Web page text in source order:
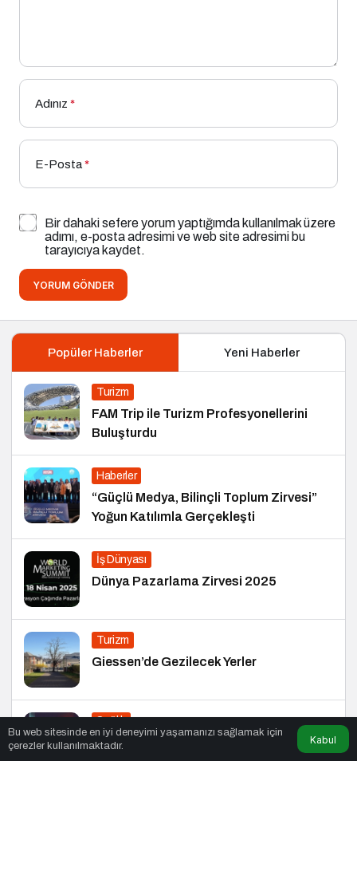
Adınız *
E-Posta*
Bir dahaki sefere yorum yaptığımda kullanılmak üzere
adımı, e-posta adresimi ve web site adresimi bu
tarayıcıya kaydet.
YORUM GÖNDER
Popüler Haberler Yeni Haberler
Turizm
FAM Trip ile Turizm Profesyonellerini
Buluşturdu
Haberler
“Güçlü Medya, Bilinçli Toplum Zirvesi”
Yoğun Katılımla Gerçekleşti
İş Dünyası
Dünya Pazarlama Zirvesi 2025
Turizm
Giessen’de Gezilecek Yerler
Sağlık
Gece Yeme Krizleri: Açlık mı, Yoksa
Duygusal İhtiyaçlar mı?
Bu web sitesinde en iyi deneyimi yaşamanızı sağlamak için
çerezler kullanılmaktadır.
Kabul